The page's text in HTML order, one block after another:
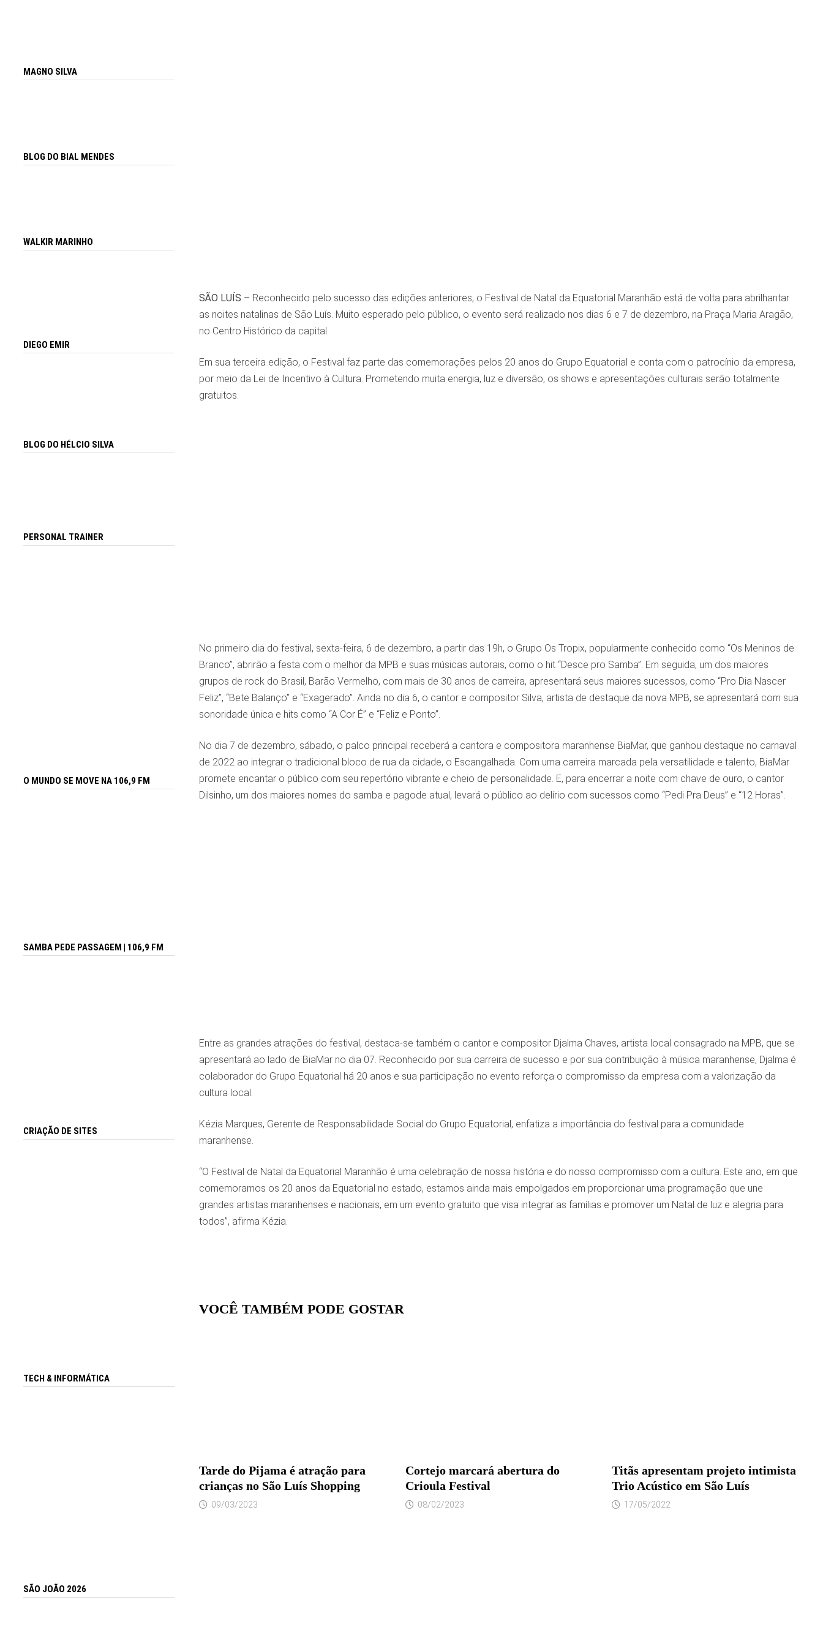
SÃO LUÍS – Reconhecido pelo sucesso das edições anteriores, o Festival de Natal da Equatorial Maranhão está de volta para abrilhantar
as noites natalinas de São Luís. Muito esperado pelo público, o evento será realizado nos dias 6 e 7 de dezembro, na Praça Maria Aragão,
no Centro Histórico da capital.
Em sua terceira edição, o Festival faz parte das comemorações pelos 20 anos do Grupo Equatorial e conta com o patrocínio da empresa,
por meio da Lei de Incentivo à Cultura. Prometendo muita energia, luz e diversão, os shows e apresentações culturais serão totalmente
gratuitos.
No primeiro dia do festival, sexta-feira, 6 de dezembro, a partir das 19h, o Grupo Os Tropix, popularmente conhecido como “Os Meninos de
Branco”, abrirão a festa com o melhor da MPB e suas músicas autorais, como o hit “Desce pro Samba”. Em seguida, um dos maiores
grupos de rock do Brasil, Barão Vermelho, com mais de 30 anos de carreira, apresentará seus maiores sucessos, como “Pro Dia Nascer
Feliz”, “Bete Balanço” e “Exagerado”. Ainda no dia 6, o cantor e compositor Silva, artista de destaque da nova MPB, se apresentará com sua
sonoridade única e hits como “A Cor É” e “Feliz e Ponto”.
No dia 7 de dezembro, sábado, o palco principal receberá a cantora e compositora maranhense BiaMar, que ganhou destaque no carnaval
de 2022 ao integrar o tradicional bloco de rua da cidade, o Escangalhada. Com uma carreira marcada pela versatilidade e talento, BiaMar
promete encantar o público com seu repertório vibrante e cheio de personalidade. E, para encerrar a noite com chave de ouro, o cantor
Dilsinho, um dos maiores nomes do samba e pagode atual, levará o público ao delírio com sucessos como “Pedi Pra Deus” e “12 Horas”.
Entre as grandes atrações do festival, destaca-se também o cantor e compositor Djalma Chaves, artista local consagrado na MPB, que se
apresentará ao lado de BiaMar no dia 07. Reconhecido por sua carreira de sucesso e por sua contribuição à música maranhense, Djalma é
colaborador do Grupo Equatorial há 20 anos e sua participação no evento reforça o compromisso da empresa com a valorização da
cultura local.
Kézia Marques, Gerente de Responsabilidade Social do Grupo Equatorial, enfatiza a importância do festival para a comunidade
maranhense.
“O Festival de Natal da Equatorial Maranhão é uma celebração de nossa história e do nosso compromisso com a cultura. Este ano, em que
comemoramos os 20 anos da Equatorial no estado, estamos ainda mais empolgados em proporcionar uma programação que une
grandes artistas maranhenses e nacionais, em um evento gratuito que visa integrar as famílias e promover um Natal de luz e alegria para
todos”, afirma Kézia.
VOCÊ TAMBÉM PODE GOSTAR
Tarde do Pijama é atração para
crianças no São Luís Shopping
09/03/2023
Cortejo marcará abertura do
Crioula Festival
08/02/2023
Titãs apresentam projeto intimista
Trio Acústico em São Luís
17/05/2022
MAGNO SILVA
BLOG DO BIAL MENDES
WALKIR MARINHO
DIEGO EMIR
BLOG DO HÉLCIO SILVA
PERSONAL TRAINER
O MUNDO SE MOVE NA 106,9 FM
SAMBA PEDE PASSAGEM | 106,9 FM
CRIAÇÃO DE SITES
TECH & INFORMÁTICA
SÃO JOÃO 2026